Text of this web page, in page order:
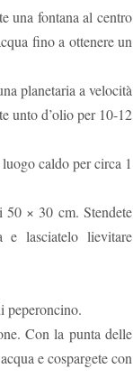
una fontana al centro
fino a ottenere un
planetaria a velocità
unto d’olio per 10-12
caldo per circa 1
50 × 30 cm. Stendete
e lasciatelo lievitare
peperoncino.
Con la punta delle
e cospargete con